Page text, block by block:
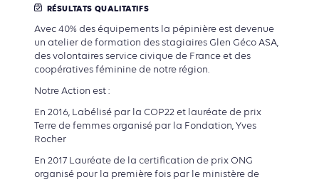
RÉSULTATS QUALITATIFS
Avec 40% des équipements la pépinière est devenue
un atelier de formation des stagiaires Glen Géco ASA,
des volontaires service civique de France et des
coopératives féminine de notre région.
Notre Action est :
En 2016, Labélisé par la COP22 et lauréate de prix
Terre de femmes organisé par la Fondation, Yves
Rocher
En 2017 Lauréate de la certification de prix ONG
organisé pour la première fois par le ministère de